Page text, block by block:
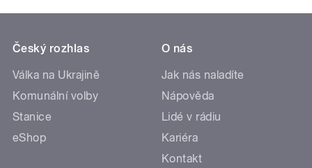
Český rozhlas
Válka na Ukrajině
Komunální volby
Stanice
eShop
O nás
Jak nás naladíte
Nápověda
Lidé v rádiu
Kariéra
Kontakt